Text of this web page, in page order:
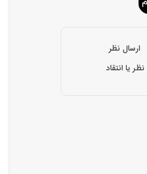
ارسال نظر
نظر یا انتقاد